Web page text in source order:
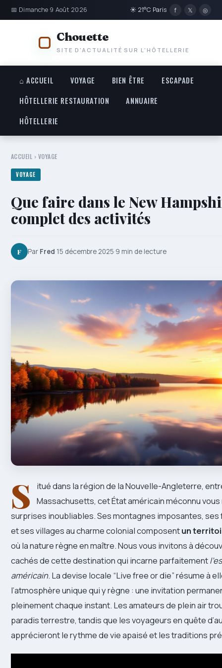
📅 Dimanche 9 Août 2026 ☀ 21°C Paris f 𝕏 ◎
Chouette
SITE D'ACTUALITÉ SUR L'HÔTELLERIE
⌂ ACCUEIL VOYAGE BIEN ÊTRE
ESCAPADE
HÔTELLERIE RESTAURATION
ANNUAIRE
HÔTELLERIE
ACCUEIL › VOYAGE
VOYAGE
Que faire dans le New
complet des activités
F Par Fred·15 décembre 2025·9 min de lecture
S
itué dans la région de la Nouvelle-Angleterre,
Massachusetts, cet État américain méconnu
surprises inoubliables. Ses montagnes imposantes,
et ses villages au charme colonial composentun
où la nature règne en maître. Nous vous invitons à
cachés de cette destination qui incarne parfaitement
américain. La devise locale “Live free or die” résume à
l’atmosphère unique qui y règne : une invitation
pleinement chaque instant. Les amateurs de plein air
paradis terrestre, tandis que les voyageurs en quête
apprécieront le rythme de vie apaisé et les traditions